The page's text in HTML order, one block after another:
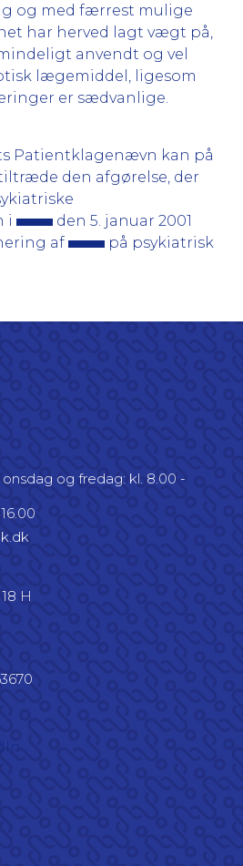
og med færrest mulige
har herved lagt vægt på,
anvendt og vel
lægemiddel, ligesom
er sædvanlige.
Patientklagenævn kan på
den afgørelse, der
i
den 5. januar 2001
af
på psykiatrisk
og fredag: kl. 8.00 -
H